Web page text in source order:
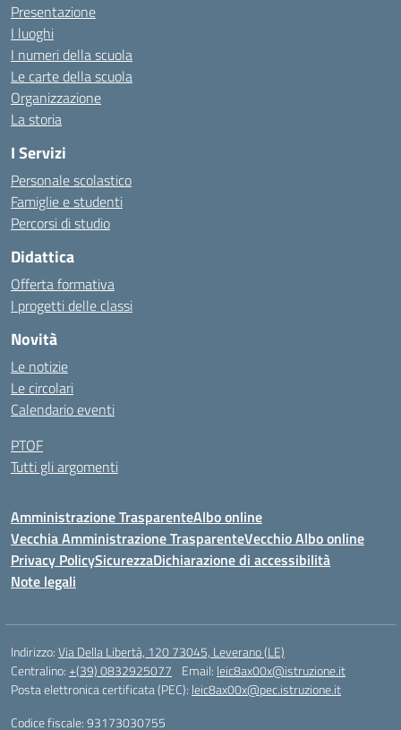
Presentazione
I luoghi
I numeri della scuola
Le carte della scuola
Organizzazione
La storia
I Servizi
Personale scolastico
Famiglie e studenti
Percorsi di studio
Didattica
Offerta formativa
I progetti delle classi
Novità
Le notizie
Le circolari
Calendario eventi
PTOF
Tutti gli argomenti
Amministrazione TrasparenteAlbo online
Vecchia Amministrazione TrasparenteVecchio Albo online
Privacy PolicySicurezzaDichiarazione di accessibilità
Note legali
Indirizzo:Via Della Libertà, 120 73045, Leverano (LE)
Centralino:+(39) 0832925077 Email: leic8ax00x@istruzione.it
Posta elettronica certificata (PEC): leic8ax00x@pec.istruzione.it
Codice fiscale: 93173030755